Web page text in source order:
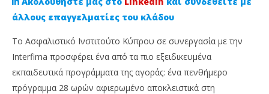
άλλους επαγγελματίες του κλάδου
Το Ασφαλιστικό Ινστιτούτο Κύπρου σε συνεργασία με την
Interfima προσφέρει ένα από τα πιο εξειδικευμένα
εκπαιδευτικά προγράμματα της αγοράς: ένα πενθήμερο
πρόγραμμα 28 ωρών αφιερωμένο αποκλειστικά στη